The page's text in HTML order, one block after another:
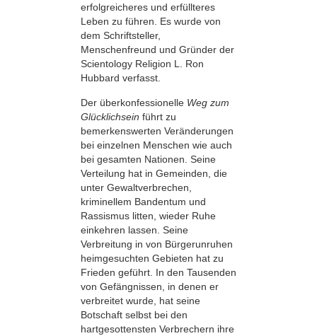
erfolgreicheres und erfüllteres
Leben zu führen. Es wurde von
dem Schriftsteller,
Menschenfreund und Gründer der
Scientology Religion L. Ron
Hubbard verfasst.
Der überkonfessionelle Weg zum
Glücklichsein führt zu
bemerkenswerten Veränderungen
bei einzelnen Menschen wie auch
bei gesamten Nationen. Seine
Verteilung hat in Gemeinden, die
unter Gewaltverbrechen,
kriminellem Bandentum und
Rassismus litten, wieder Ruhe
einkehren lassen. Seine
Verbreitung in von Bürgerunruhen
heimgesuchten Gebieten hat zu
Frieden geführt. In den Tausenden
von Gefängnissen, in denen er
verbreitet wurde, hat seine
Botschaft selbst bei den
hartgesottensten Verbrechern ihre